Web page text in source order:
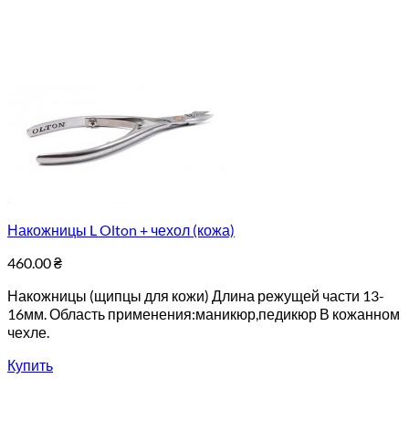
Накожницы L Olton + чехол (кожа)
460.00₴
Накожницы (щипцы для кожи) Длина режущей части 13-
16мм. Область применения:маникюр,педикюр В кожанном
чехле.
Купить